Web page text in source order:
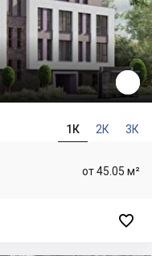
1К 2К 3К
от 45.05 м²
